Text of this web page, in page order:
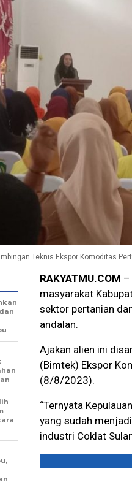
Teknis Ekspor Komoditas
RAKYATMU.COM –
masyarakat
sektor pertanian
andalan.
Ajakan alien ini
(Bimtek) Ekspor
(8/8/2023).
“Ternyata
yang sudah
industri Coklat